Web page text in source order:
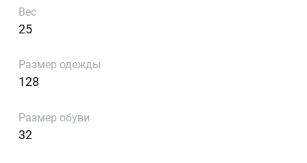
Вес
25
Размер одежды
128
Размер обуви
32